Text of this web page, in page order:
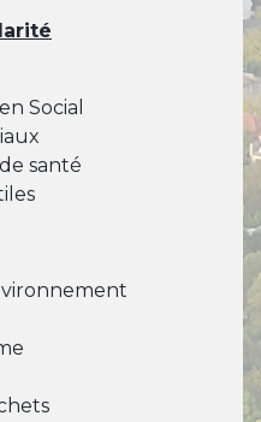
Social
santé